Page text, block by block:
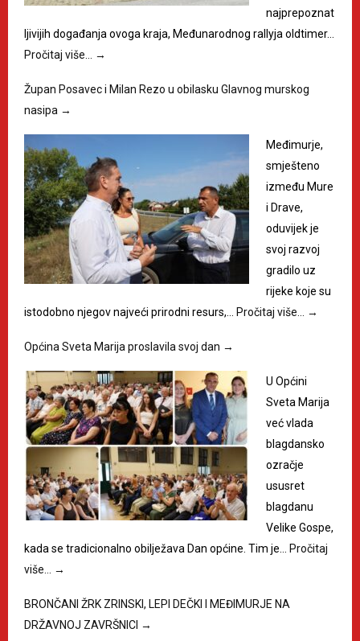
najprepoznat
ljivijih događanja ovoga kraja, Međunarodnog rallyja oldtimer…
Pročitaj više… →
Župan Posavec i Milan Rezo u obilasku Glavnog murskog
nasipa →
Međimurje,
smješteno
između Mure
i Drave,
oduvijek je
svoj razvoj
gradilo uz
rijeke koje su
istodobno njegov najveći prirodni resurs,… Pročitaj više… →
Općina Sveta Marija proslavila svoj dan →
U Općini
Sveta Marija
već vlada
blagdansko
ozračje
ususret
blagdanu
Velike Gospe,
kada se tradicionalno obilježava Dan općine. Tim je… Pročitaj
više… →
BRONČANI ŽRK ZRINSKI, LEPI DEČKI I MEĐIMURJE NA
DRŽAVNOJ ZAVRŠNICI →